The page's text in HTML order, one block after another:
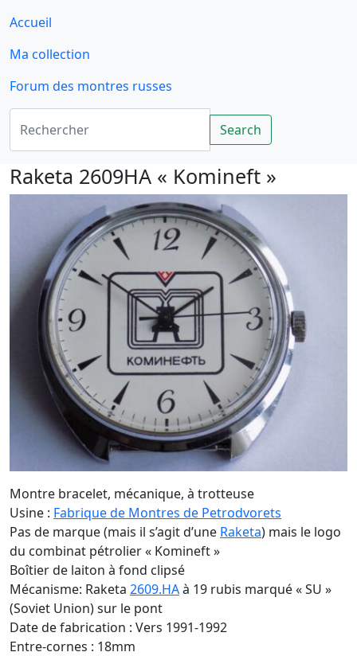
Accueil
Ma collection
Forum des montres russes
Rechercher
Search
Raketa 2609HA « Komineft »
Montre bracelet, mécanique, à trotteuse
Usine : Fabrique de Montres de Petrodvorets
Pas de marque (mais il s’agit d’une Raketa) mais le logo
du combinat pétrolier « Komineft »
Boîtier de laiton à fond clipsé
Mécanisme: Raketa 2609.HAà 19 rubis marqué « SU »
(Soviet Union) sur le pont
Date de fabrication : Vers 1991-1992
Entre-cornes : 18mm